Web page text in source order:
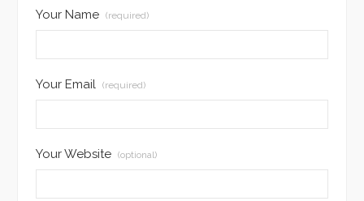
Your Name (required)
Your Email (required)
Your Website (optional)